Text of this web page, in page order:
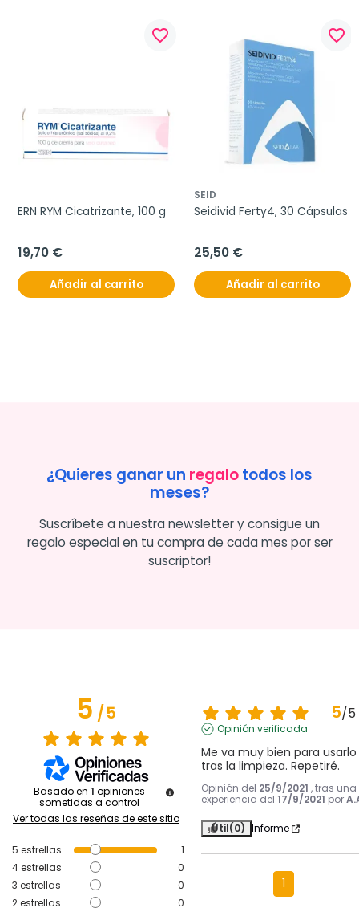
favorite_border
ERN RYM Cicatrizante, 100 g
19,70 €
Añadir al carrito
favorite_border
SEID
Seidivid Ferty4, 30 Cápsulas
25,50 €
Añadir al carrito
¿Quieres ganar un regalotodos los
meses?
Suscríbete a nuestra newsletter y consigue un
regalo especial en tu compra de cada mes por ser
suscriptor!
5/5
Basado en 1 opiniones
sometidas a control
Ver todas las reseñas de este sitio
5 estrellas
1
4estrellas
0
3 estrellas
0
2estrellas 0
5/5
Opinión verificada
Me va muy bien para usarlo
tras la limpieza. Repetiré.
Opinión del 25/9/2021 , tras una
experiencia del 17/9/2021 por
Útil(0) Informe
1